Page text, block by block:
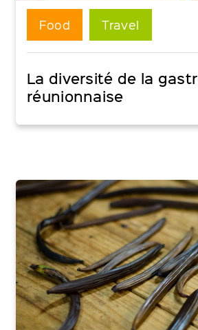
Food Travel
La diversité de la
réunionnaise